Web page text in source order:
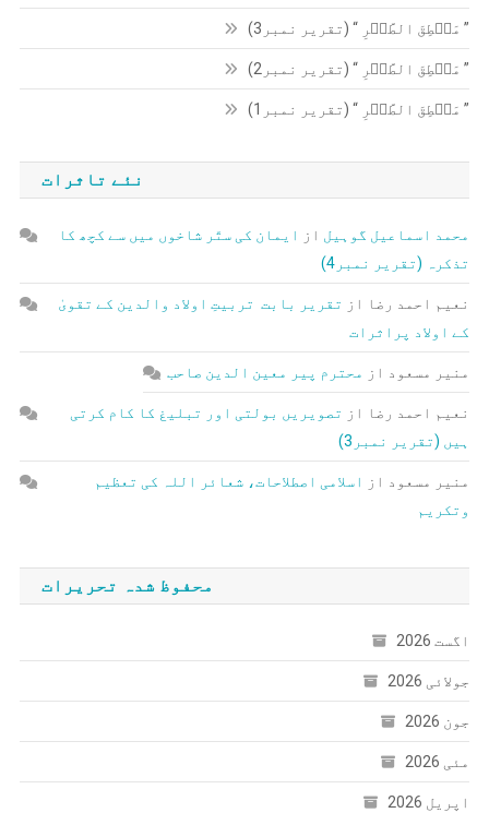
” مَنۡطِقَ الطَّیۡرِ “ (تقریر نمبر3)
” مَنۡطِقَ الطَّیۡرِ “ (تقریر نمبر2)
” مَنۡطِقَ الطَّیۡرِ “ (تقریر نمبر1)
نئے تاثرات
محمد اسماعیل گوہیل از
ایمان کی ستّر شاخوں میں سے کچھ کا
تذکرہ (تقریر نمبر4)
نعیم احمد رضا از تقریر بابت تربیتِ اولاد والدین کے تقویٰ
کے اولاد پراثرات
منیر مسعود از محترم پیر معین الدین صاحب
نعیم احمد رضا از تصویریں بولتی اور تبلیغ کا کام کرتی
ہیں (تقریر نمبر3)
منیر مسعود از
اسلامی اصطلاحات، شعائر اللہ کی تعظیم
وتکریم
محفوظ شدہ تحریرات
اگست 2026
جولائی 2026
جون 2026
مئی 2026
اپریل 2026